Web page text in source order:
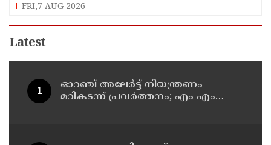
FRI,7 AUG 2026
Latest
ഓറഞ്ച് അലേര്‍ട്ട് നിയന്ത്രണം
മറികടന്ന് പ്രവര്‍ത്തനം; എം എം